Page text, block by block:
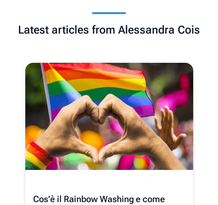
Latest articles from Alessandra Cois
Cos’è il Rainbow Washing e come